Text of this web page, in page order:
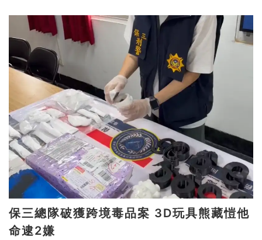
保三總隊破獲跨境毒品案 3D玩具熊藏愷他
命逮2嫌